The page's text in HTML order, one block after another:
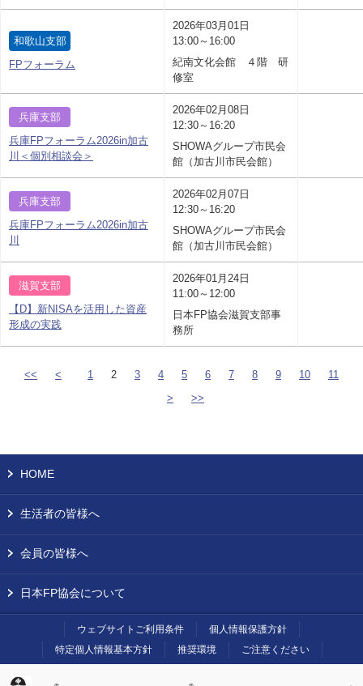
和歌山支部
FPフォーラム
2026年03月01日
13:00～16:00
紀南文化会館 ４階 研
修室
兵庫支部
兵庫FPフォーラム2026in加古
川＜個別相談会＞
2026年02月08日
12:30～16:20
SHOWAグループ市民会
館（加古川市民会館）
兵庫支部
兵庫FPフォーラム2026in加古
川
2026年02月07日
12:30～16:20
SHOWAグループ市民会
館（加古川市民会館）
滋賀支部
【D】新NISAを活用した資産
形成の実践
2026年01月24日
11:00～12:00
日本FP協会滋賀支部事
務所
<< < 1 2 3 4 5 6 7 8 9 10
11
>
>>
HOME
生活者の皆様へ
会員の皆様へ
日本FP協会について
ウェブサイトご利用条件
個人情報保護方針
特定個人情報基本方針
推奨環境 ご注意ください